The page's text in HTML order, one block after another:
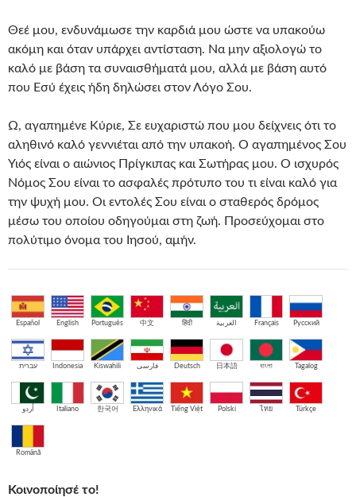
Θεέ μου, ενδυνάμωσε την καρδιά μου ώστε να υπακούω
ακόμη και όταν υπάρχει αντίσταση. Να μην αξιολογώ το
καλό με βάση τα συναισθήματά μου, αλλά με βάση αυτό
που Εσύ έχεις ήδη δηλώσει στον Λόγο Σου.
Ω, αγαπημένε Κύριε, Σε ευχαριστώ που μου δείχνεις ότι το
αληθινό καλό γεννιέται από την υπακοή. Ο αγαπημένος Σου
Υιός είναι ο αιώνιος Πρίγκιπας και Σωτήρας μου. Ο ισχυρός
Νόμος Σου είναι το ασφαλές πρότυπο του τι είναι καλό για
την ψυχή μου. Οι εντολές Σου είναι ο σταθερός δρόμος
μέσω του οποίου οδηγούμαι στη ζωή. Προσεύχομαι στο
πολύτιμο όνομα του Ιησού, αμήν.
Español English Português 中文 हिंदी العربية Français Русский
עברית Indonesia Kiswahili فارسی Deutsch 日本語 বাংলা Tagalog
اُردو Italiano 한국어 Ελληνικά Tiếng Việt Polski ไทย Türkçe
Română
Κοινοποίησέ το!